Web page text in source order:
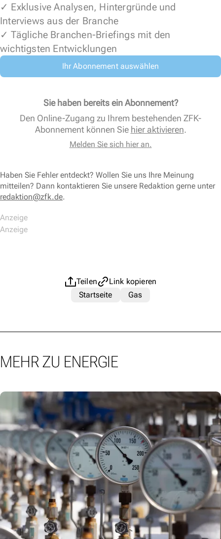
✓ Exklusive Analysen, Hintergründe und
Interviews aus der Branche
✓ Tägliche Branchen-Briefings mit den
wichtigsten Entwicklungen
Ihr Abonnement auswählen
Sie haben bereits ein Abonnement?
Den Online-Zugang zu Ihrem bestehenden ZFK-
Abonnement können Sie hier aktivieren.
Melden Sie sich hier an.
Haben Sie Fehler entdeckt? Wollen Sie uns Ihre Meinung
mitteilen? Dann kontaktieren Sie unsere Redaktion gerne unter
redaktion@zfk.de.
Teilen
Link kopieren
Startseite
Gas
MEHR ZU ENERGIE